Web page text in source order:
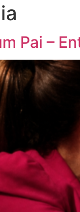
Pai –